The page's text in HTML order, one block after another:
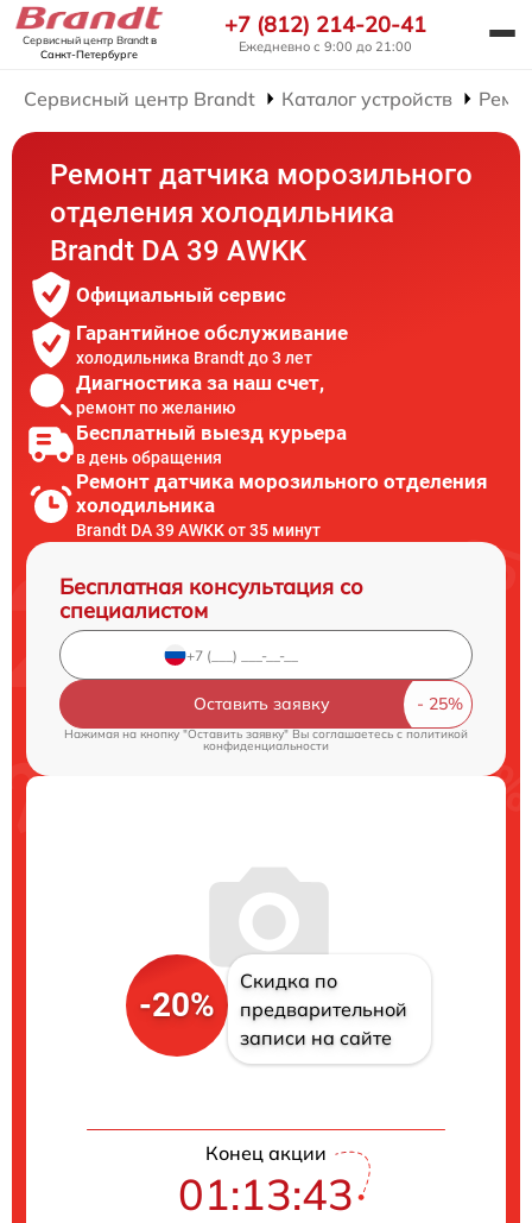
Сервисный центр Brandtв
Санкт-Петербурге
+7 (812) 214-20-41
Ежедневно с 9:00 до 21:00
Сервисный центр Brandt Каталог устройств
Ремонт датчика морозильного
отделения холодильника
Brandt DA 39 AWKK
Официальный сервис
Гарантийное обслуживание
холодильника Brandt до 3 лет
Диагностика за наш счет,
ремонт по желанию
Бесплатный выезд курьера
в день обращения
Ремонт датчика морозильного отделения
холодильника
Brandt DA 39 AWKK от 35 минут
Бесплатная консультация со
специалистом
Оставить заявку
Нажимая на кнопку "Оставить заявку" Вы соглашаетесь c политикой
конфиденциальности
-20%
Скидка по
предварительной
записи на сайте
Конец акции
01:13:42